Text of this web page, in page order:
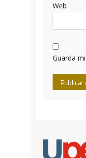
Web
Guarda